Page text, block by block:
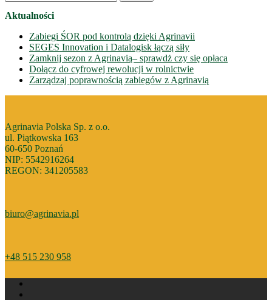
Aktualności
Zabiegi ŚOR pod kontrolą dzięki Agrinavii
SEGES Innovation i Datalogisk łączą siły
Zamknij sezon z Agrinavią– sprawdż czy się opłaca
Dołącz do cyfrowej rewolucji w rolnictwie
Zarządzaj poprawnością zabiegów z Agrinavią
Agrinavia Polska Sp. z o.o.
ul. Piątkowska 163
60-650 Poznań
NIP: 5542916264
REGON: 341205583
biuro@agrinavia.pl
+48 515 230 958